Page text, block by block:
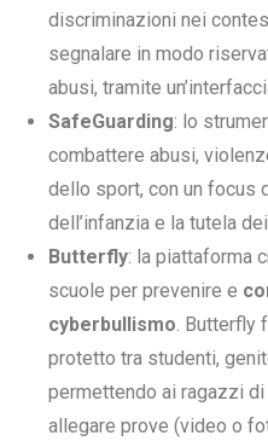
discriminazioni nei
segnalare in modo
abusi, tramite
SafeGuarding: lo
combattere abusi,
dello sport, con un focus
dell’infanzia e la tutela
Butterfly: la piattaforma
scuole per prevenire e
cyberbullismo. Butterfly
protetto tra studenti,
permettendo ai ragazzi
allegare prove (video o